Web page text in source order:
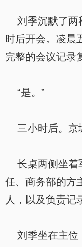
刘季沉默了两
时后开会。凌晨
完整的会议记录
“是。”
三小时后。京
长桌两侧坐着
任、商务部的方
人，以及负责记
刘季坐在主位